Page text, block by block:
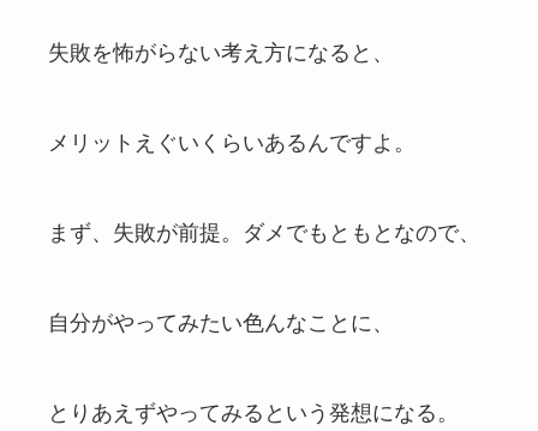
失敗を怖がらない考え方になると、
メリットえぐいくらいあるんですよ。
まず、失敗が前提。ダメでもともとなので、
自分がやってみたい色んなことに、
とりあえずやってみるという発想になる。